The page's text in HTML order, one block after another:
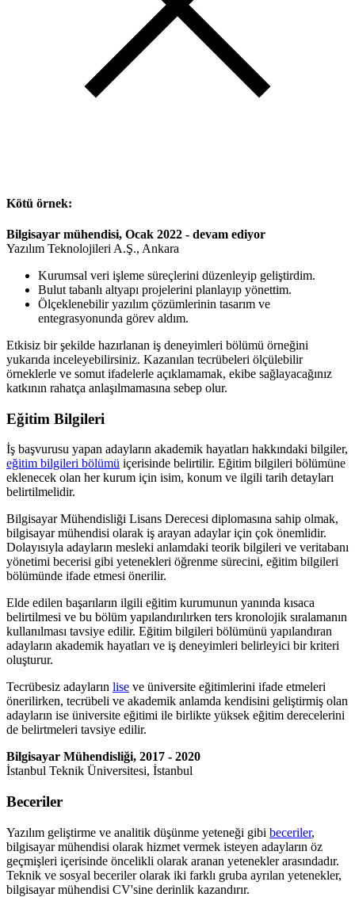
Kötü örnek:
Bilgisayar mühendisi, Ocak 2022 - devam ediyor
Yazılım Teknolojileri A.Ş., Ankara
Kurumsal veri işleme süreçlerini düzenleyip geliştirdim.
Bulut tabanlı altyapı projelerini planlayıp yönettim.
Ölçeklenebilir yazılım çözümlerinin tasarım ve
entegrasyonunda görev aldım.
Etkisiz bir şekilde hazırlanan iş deneyimleri bölümü örneğini
yukarıda inceleyebilirsiniz. Kazanılan tecrübeleri ölçülebilir
örneklerle ve somut ifadelerle açıklamamak, ekibe sağlayacağınız
katkının rahatça anlaşılmamasına sebep olur.
Eğitim Bilgileri
İş başvurusu yapan adayların akademik hayatları hakkındaki bilgiler,
eğitim bilgileri bölümü içerisinde belirtilir. Eğitim bilgileri bölümüne
eklenecek olan her kurum için isim, konum ve ilgili tarih detayları
belirtilmelidir.
Bilgisayar Mühendisliği Lisans Derecesi diplomasına sahip olmak,
bilgisayar mühendisi olarak iş arayan adaylar için çok önemlidir.
Dolayısıyla adayların mesleki anlamdaki teorik bilgileri ve veritabanı
yönetimi becerisi gibi yetenekleri öğrenme sürecini, eğitim bilgileri
bölümünde ifade etmesi önerilir.
Elde edilen başarıların ilgili eğitim kurumunun yanında kısaca
belirtilmesi ve bu bölüm yapılandırılırken ters kronolojik sıralamanın
kullanılması tavsiye edilir. Eğitim bilgileri bölümünü yapılandıran
adayların akademik hayatları ve iş deneyimleri belirleyici bir kriteri
oluşturur.
Tecrübesiz adayların lise ve üniversite eğitimlerini ifade etmeleri
önerilirken, tecrübeli ve akademik anlamda kendisini geliştirmiş olan
adayların ise üniversite eğitimi ile birlikte yüksek eğitim derecelerini
de belirtmeleri tavsiye edilir.
Bilgisayar Mühendisliği, 2017 - 2020
İstanbul Teknik Üniversitesi, İstanbul
Beceriler
Yazılım geliştirme ve analitik düşünme yeteneği gibi beceriler,
bilgisayar mühendisi olarak hizmet vermek isteyen adayların öz
geçmişleri içerisinde öncelikli olarak aranan yetenekler arasındadır.
Teknik ve sosyal beceriler olarak iki farklı gruba ayrılan yetenekler,
bilgisayar mühendisi CV'sine derinlik kazandırır.